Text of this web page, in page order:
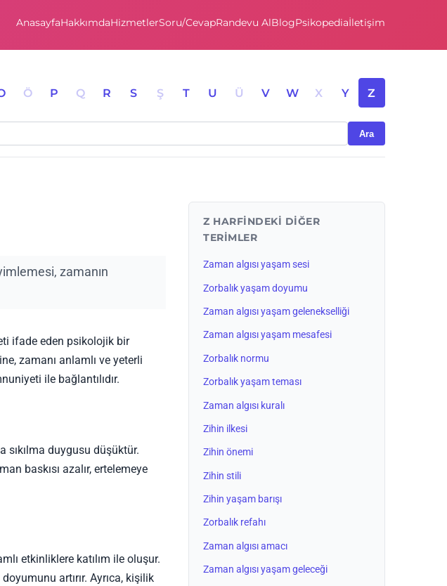
AnasayfaHakkımdaHizmetlerSoru/CevapRandevu AlBlogPsikopediaİletişim
Ö P Q R S Ş T U Ü V W X Y Z
Ara
zamanın
ifade eden psikolojik bir
zamanı anlamlı ve yeterli
ile bağlantılıdır.
sıkılma duygusu düşüktür.
baskısı azalır, ertelemeye
etkinliklere katılım ile oluşur.
artırır. Ayrıca, kişilik
Z HARFINDEKI DIĞER
TERIMLER
Zaman algısı yaşam sesi
Zorbalık yaşam doyumu
Zaman algısı yaşam gelenekselliği
Zaman algısı yaşam mesafesi
Zorbalık normu
Zorbalık yaşam teması
Zaman algısı kuralı
Zihin ilkesi
Zihin önemi
Zihin stili
Zihin yaşam barışı
Zorbalık refahı
Zaman algısı amacı
Zaman algısı yaşam geleceği